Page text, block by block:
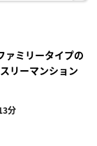
ァミリータイプの
リーマンション
分